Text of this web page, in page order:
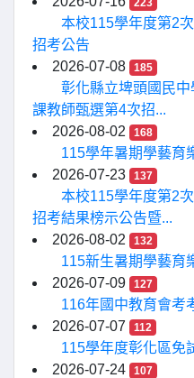
223
本校115學年度第2
招考公告
2026-07-08
185
彰化縣立埤頭國民
課教師甄選第4次招...
2026-08-02
168
115學年暑期學藝育
2026-07-23
137
本校115學年度第2
招考結果榜示公告暨...
2026-08-02
132
115新生暑期學藝育
2026-07-09
127
116年國中教育會考
2026-07-07
112
115學年度彰化區免
2026-07-24
107